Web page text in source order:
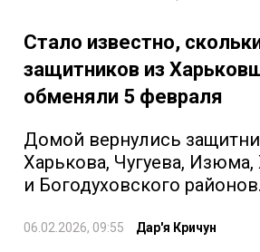
Стало известно,
защитников из
обменяли 5 февраля
Домой вернулись
Харькова, Чугуева, Изюма,
и Богодуховского районов.
06.02.2026, 09:55 Дар'я Кричун